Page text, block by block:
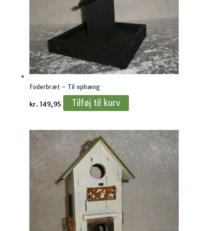
Foderbræt – Til ophæng
kr. 149,95 Tilføj til kurv